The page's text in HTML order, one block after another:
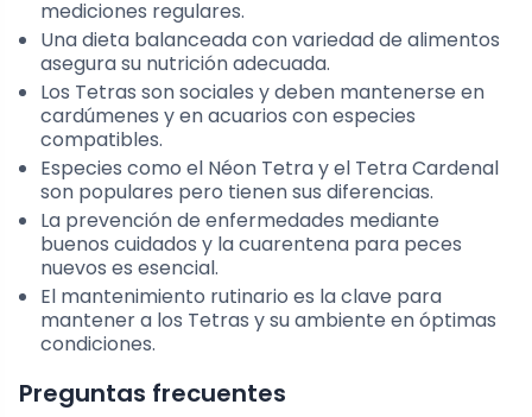
mediciones regulares.
Una dieta balanceada con variedad de alimentos
asegura su nutrición adecuada.
Los Tetras son sociales y deben mantenerse en
cardúmenes y en acuarios con especies
compatibles.
Especies como el Néon Tetra y el Tetra Cardenal
son populares pero tienen sus diferencias.
La prevención de enfermedades mediante
buenos cuidados y la cuarentena para peces
nuevos es esencial.
El mantenimiento rutinario es la clave para
mantener a los Tetras y su ambiente en óptimas
condiciones.
Preguntas frecuentes